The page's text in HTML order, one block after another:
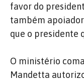
favor do
também
que o presidente
O ministério
Mandetta